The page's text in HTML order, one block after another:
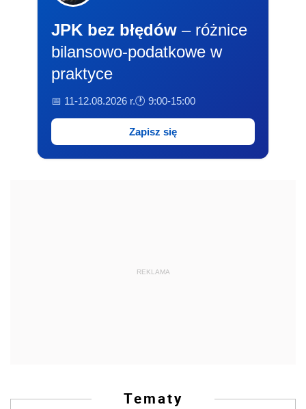
JPK bez błędów – różnice
bilansowo-podatkowe w
praktyce
📅 11-12.08.2026 r.🕐 9:00-15:00
Zapisz się
REKLAMA
Tematy